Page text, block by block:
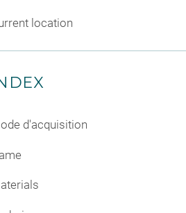
location
d'acquisition